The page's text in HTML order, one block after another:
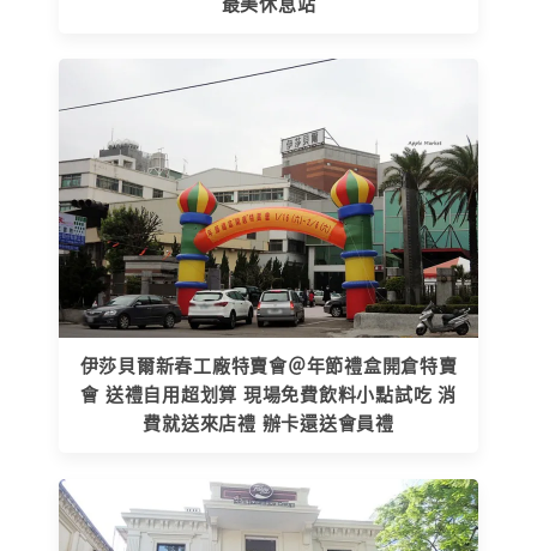
最美休息站
伊莎貝爾新春工廠特賣會＠年節禮盒開倉特賣
會 送禮自用超划算 現場免費飲料小點試吃 消
費就送來店禮 辦卡還送會員禮